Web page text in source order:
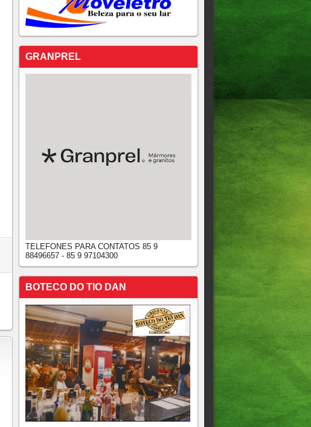
GRANPREL
TELEFONES PARA CONTATOS 85 9
88496657 - 85 9 97104300
BOTECO DO TIO DAN